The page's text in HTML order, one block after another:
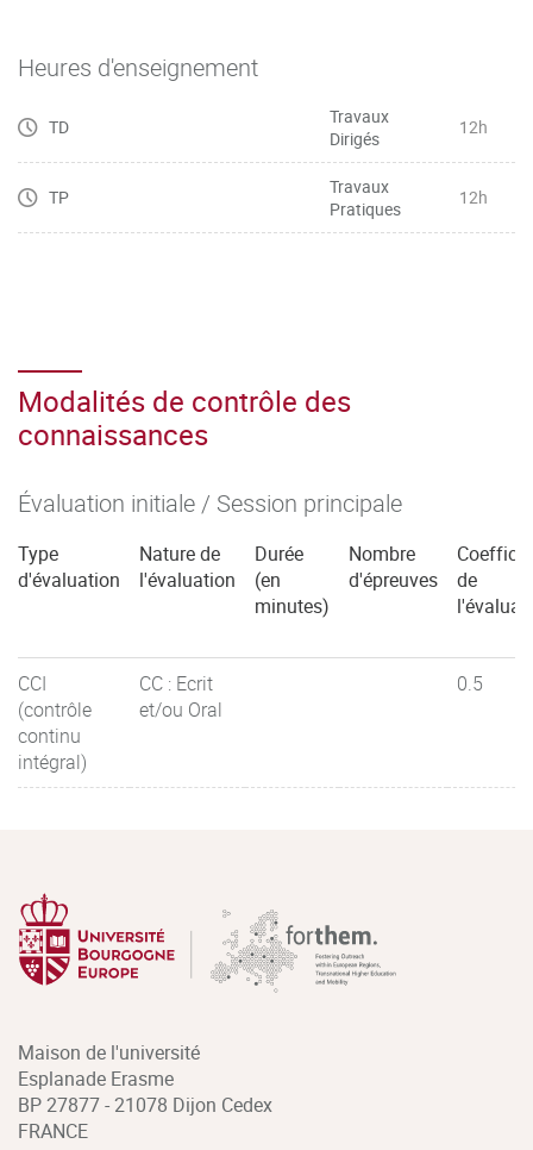
– Veiller à la qualité phonétique et idiomatique de
l’expression
– Manier toutes sortes de chiffres (dates, horaires, prix,
etc.), lire des graphiques et décrire des tendances
– Maîtriser le vocabulaire basique général de l’entreprise,
de la communication commerciale, et du marketing et le
Heures d'enseignement
TD
Travaux
Dirigés
12h
TP
Travaux
Pratiques
12h
Modalités de contrôle des
connaissances
Évaluation initiale / Session principale
Type
d'évaluation
Nature de
l'évaluation
Durée
(en
minutes)
Nombre
d'épreuves
de
CCI
(contrôle
continu
intégral)
CC : Ecrit
et/ou Oral
0.5
Maison de l'université
Esplanade Erasme
BP 27877 - 21078 Dijon Cedex
FRANCE